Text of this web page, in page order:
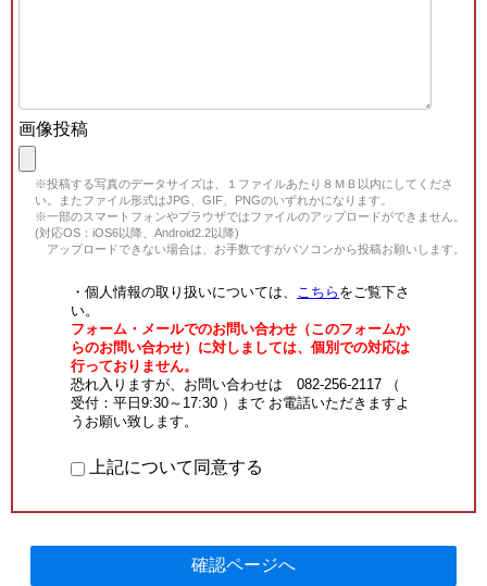
画像投稿
※投稿する写真のデータサイズは、１ファイルあたり８ＭＢ以内にしてくださ
い。またファイル形式はJPG、GIF、PNGのいずれかになります。
※一部のスマートフォンやブラウザではファイルのアップロードができません。
(対応OS：iOS6以降、Android2.2以降)
アップロードできない場合は、お手数ですがパソコンから投稿お願いします。
・個人情報の取り扱いについては、 こちら をご覧下さ
い。
フォーム・メールでのお問い合わせ（このフォームか
らのお問い合わせ）に対しましては、個別での対応は
行っておりません。
恐れ入りますが、お問い合わせは 082-256-2117 （
受付：平日9:30～17:30 ）まで お電話いただきますよ
うお願い致します。
上記について同意する
確認ページへ